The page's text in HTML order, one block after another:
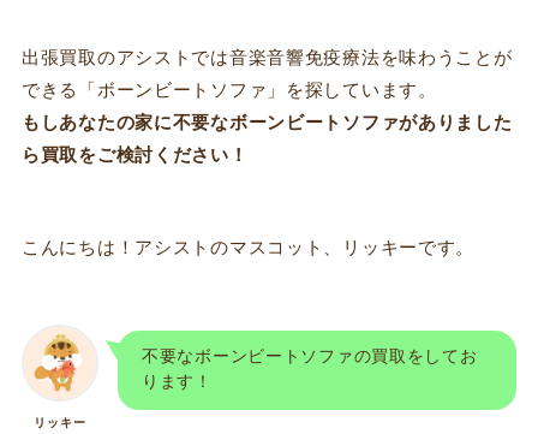
出張買取のアシストでは音楽音響免疫療法を味わうことが
できる「ボーンビートソファ」を探しています。
もしあなたの家に不要なボーンビートソファがありました
ら 買取 をご検討ください！
こんにちは！アシストのマスコット、リッキーです。
リッキー
不要なボーンビートソファの買取をしてお
ります！